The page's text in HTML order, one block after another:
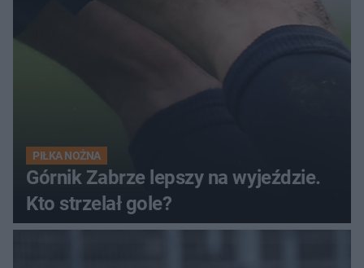
PIŁKA NOŻNA
Górnik Zabrze lepszy na wyjeździe.
Kto strzelał gole?